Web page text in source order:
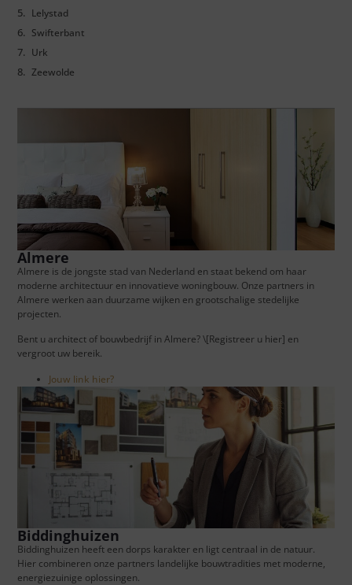
Lelystad
Swifterbant
Urk
Zeewolde
Almere
Almere is de jongste stad van Nederland en staat bekend om haar
moderne architectuur en innovatieve woningbouw. Onze partners in
Almere werken aan duurzame wijken en grootschalige stedelijke
projecten.
Bent u architect of bouwbedrijf in Almere? \[Registreer u hier] en
vergroot uw bereik.
Jouw link hier?
Biddinghuizen
Biddinghuizen heeft een dorps karakter en ligt centraal in de natuur.
Hier combineren onze partners landelijke bouwtradities met moderne,
energiezuinige oplossingen.